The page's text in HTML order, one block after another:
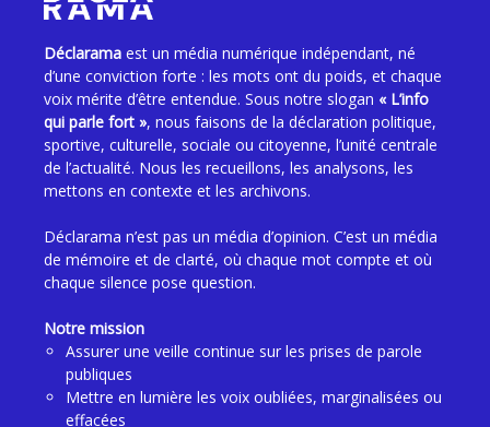
Déclarama est un média numérique indépendant, né
d’une conviction forte : les mots ont du poids, et chaque
voix mérite d’être entendue. Sous notre slogan « L’info
qui parle fort », nous faisons de la déclaration politique,
sportive, culturelle, sociale ou citoyenne, l’unité centrale
de l’actualité. Nous les recueillons, les analysons, les
mettons en contexte et les archivons.
Déclarama n’est pas un média d’opinion. C’est un média
de mémoire et de clarté, où chaque mot compte et où
chaque silence pose question.
Notre mission
Assurer une veille continue sur les prises de parole
publiques
Mettre en lumière les voix oubliées, marginalisées ou
effacées